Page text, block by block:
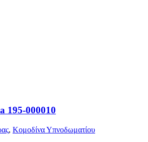
195-000010
, Κομοδίνα Υπνοδωματίου